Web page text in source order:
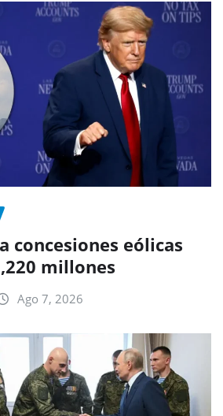
concesiones eólicas
millones
Ago 7, 2026